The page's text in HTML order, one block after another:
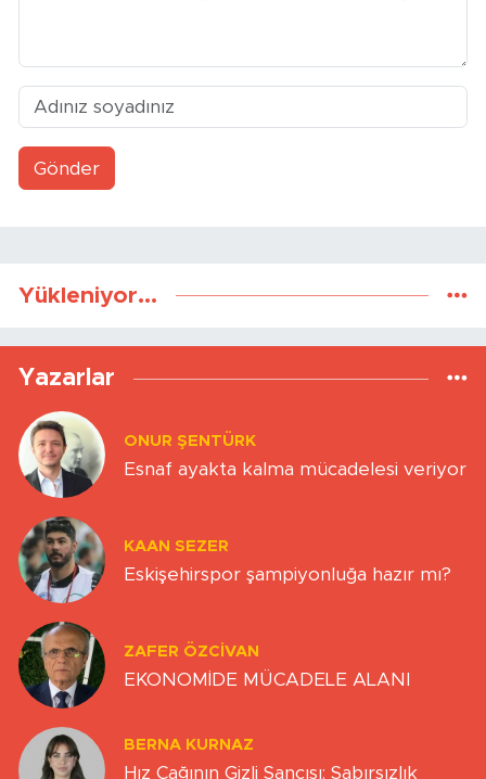
Gönder
Yükleniyor...
Yazarlar
ONUR ŞENTÜRK
Esnaf ayakta kalma mücadelesi veriyor
KAAN SEZER
Eskişehirspor şampiyonluğa hazır mı?
ZAFER ÖZCIVAN
EKONOMİDE MÜCADELE ALANI
BERNA KURNAZ
Hız Çağının Gizli Sancısı: Sabırsızlık